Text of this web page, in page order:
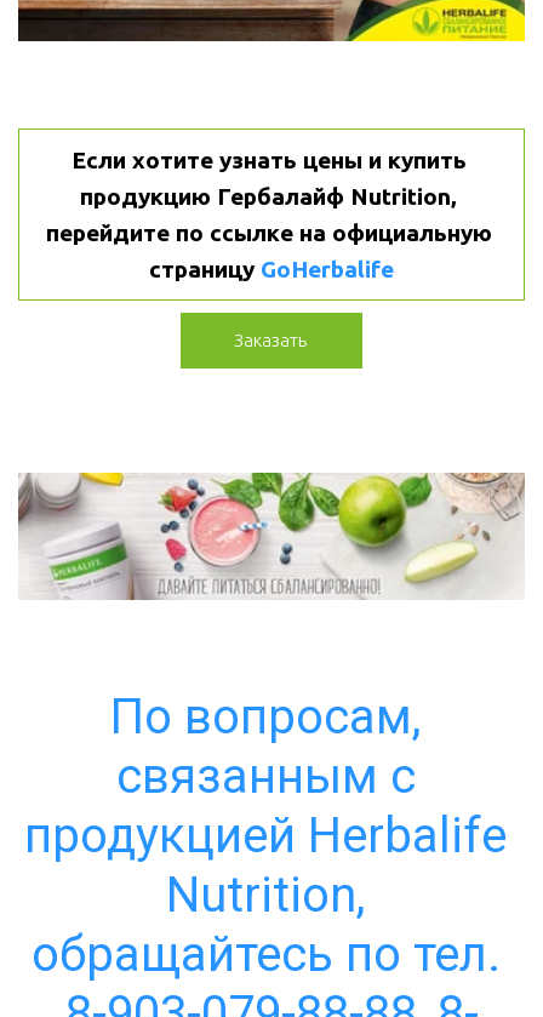
Если хотите узнать цены и купить
продукцию Гербалайф Nutrition,
перейдите по ссылке на официальную
страницу GoHerbalife
Заказать
По вопросам,
связанным с
продукцией Herbalife
Nutrition,
обращайтесь по тел.